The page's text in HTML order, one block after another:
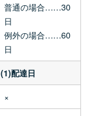
普通の場合……30
日
例外の場合……60
日
(1)配達日
×